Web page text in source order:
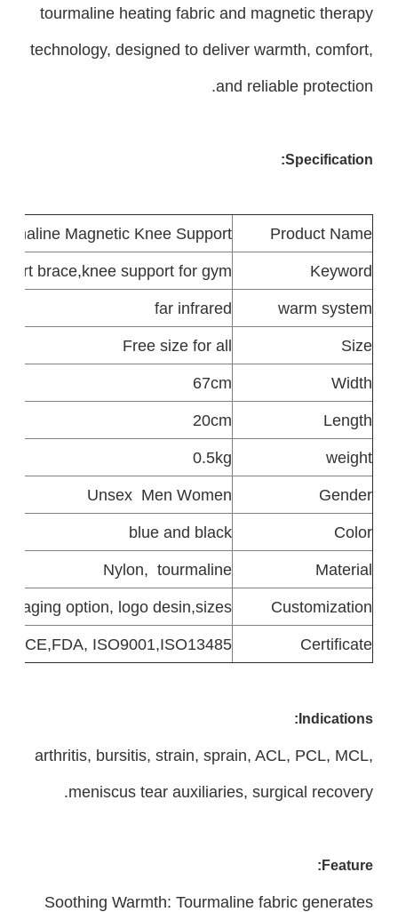
tourmaline heating fabric and magnetic therapy
technology, designed to deliver warmth, comfort,
and reliable protection.
Specification:
Product Name
Magnetic Knee Support
Keyword
brace,knee support for gym
warm system
far infrared
Size
Free size for all
Width
67cm
Length
20cm
weight
0.5kg
Gender
Unsex Men Women
Color
blue and black
Material
Nylon, tourmaline
Customization
option, logo desin,sizes
Certificate
CE,FDA, ISO9001,ISO13485
Indications:
arthritis, bursitis, strain, sprain, ACL, PCL, MCL,
meniscus tear auxiliaries, surgical recovery.
Feature:
Soothing Warmth: Tourmaline fabric generates